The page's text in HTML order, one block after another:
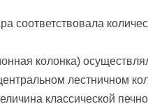
соответствовала
колонка)
лестничном
классической